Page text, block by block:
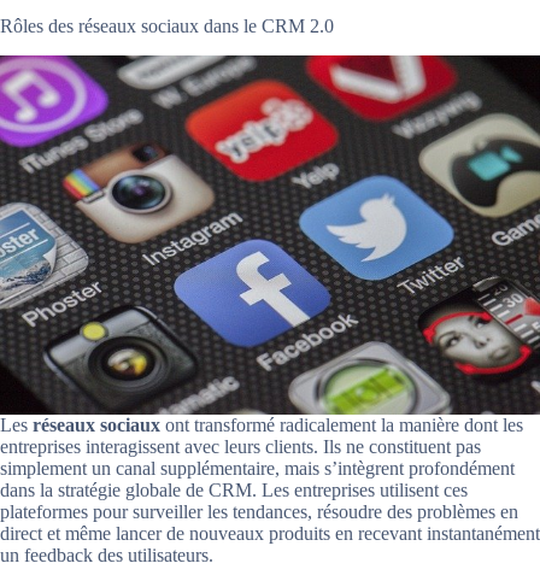
Rôles des réseaux sociaux dans le CRM 2.0
Les réseaux sociaux ont transformé radicalement la manière dont les
entreprises interagissent avec leurs clients. Ils ne constituent pas
simplement un canal supplémentaire, mais s’intègrent profondément
dans la stratégie globale de CRM. Les entreprises utilisent ces
plateformes pour surveiller les tendances, résoudre des problèmes en
direct et même lancer de nouveaux produits en recevant instantanément
un feedback des utilisateurs.